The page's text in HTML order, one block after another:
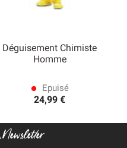
Déguisement Chimiste
Homme
lens Epuisé
24,99 €
Newsletter